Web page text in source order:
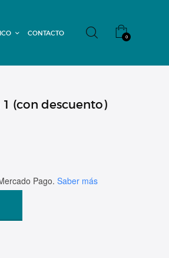
CONTACTO 0
1 (con descuento)
Pago. Saber más